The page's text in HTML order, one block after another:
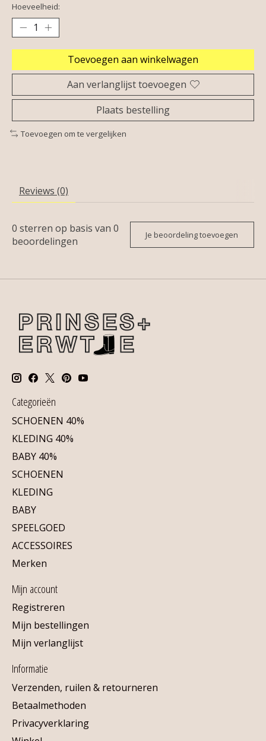
Hoeveelheid:
Toevoegen aan winkelwagen
Aan verlanglijst toevoegen
Plaats bestelling
Toevoegen om te vergelijken
Reviews (0)
0 sterren op basis van 0
beoordelingen
Je beoordeling toevoegen
Categorieën
SCHOENEN 40%
KLEDING 40%
BABY 40%
SCHOENEN
KLEDING
BABY
SPEELGOED
ACCESSOIRES
Merken
Mijn account
Registreren
Mijn bestellingen
Mijn verlanglijst
Informatie
Verzenden, ruilen & retourneren
Betaalmethoden
Privacyverklaring